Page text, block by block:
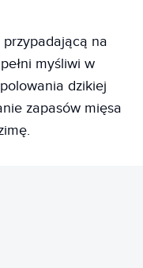
przypadającą na
myśliwi w
dzikiej
zapasów mięsa